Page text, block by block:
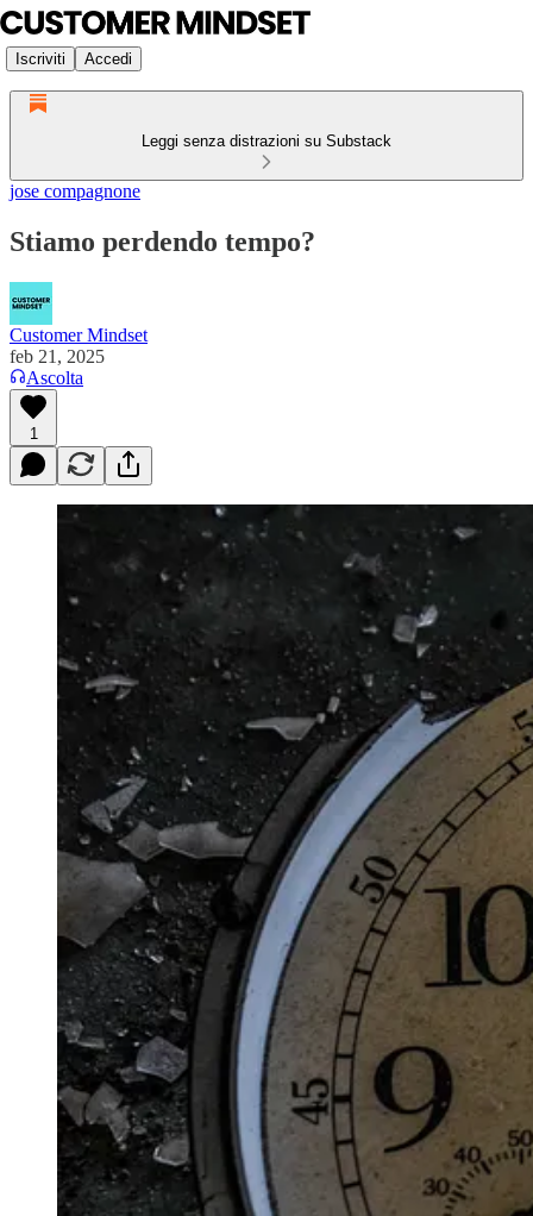
Iscriviti Accedi
Leggi senza distrazioni su Substack
jose compagnone
Stiamo perdendo tempo?
Customer Mindset
feb 21, 2025
Ascolta
1